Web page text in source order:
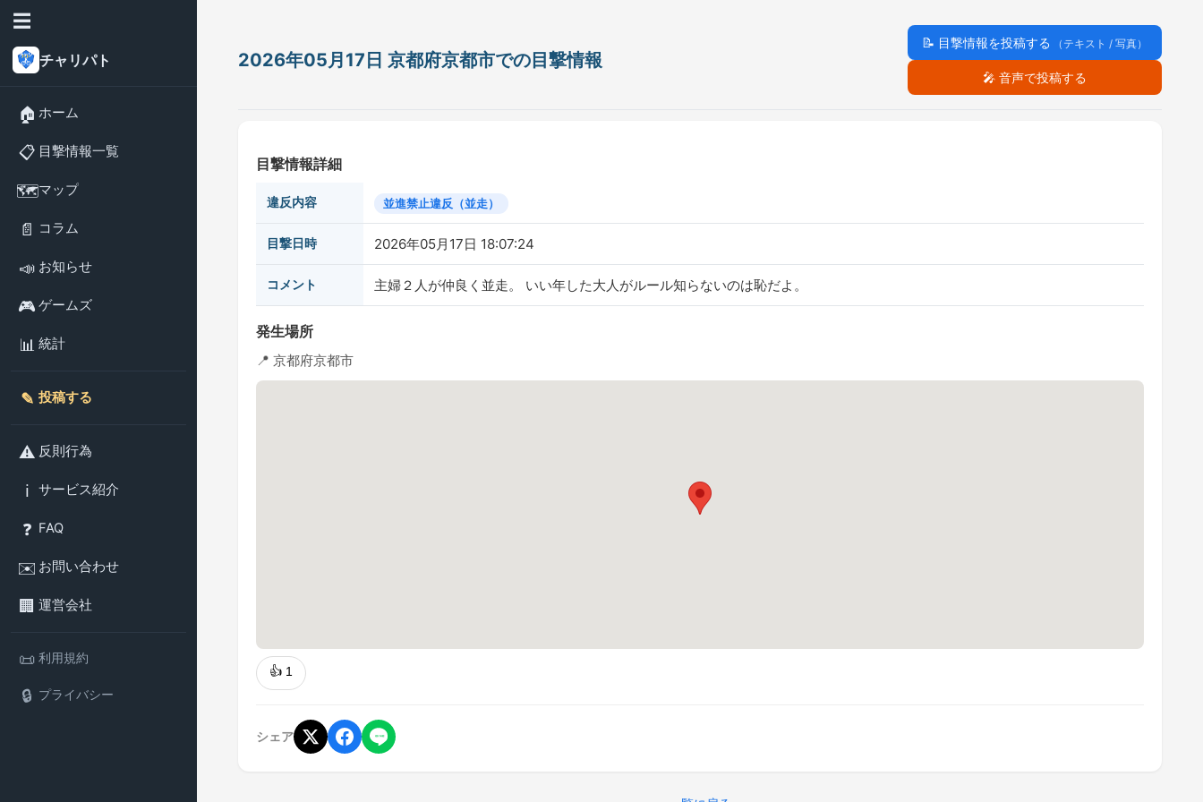
☰
チャリパト
🏠 ホーム
📋 目撃情報一覧
🗺️マップ
📄 コラム
📣 お知らせ
🎮 ゲームズ
📊 統計
✎️ 投稿する
⚠️ 反則行為
ℹ️ サービス紹介
❓ FAQ
✉️ お問い合わせ
🏢 運営会社
📜 利用規約
🔒 プライバシー
2026年05月17日 京都府京都市での目撃情報
📝 目撃情報を投稿する （テキスト / 写真）
🎤 音声で投稿する
目撃情報詳細
違反内容 並進禁止違反（並走）
目撃日時 2026年05月17日 18:07:24
コメント 主婦２人が仲良く並走。 いい年した大人がルール知らないのは恥だよ。
発生場所
📍 京都府京都市
👍 1
シェア